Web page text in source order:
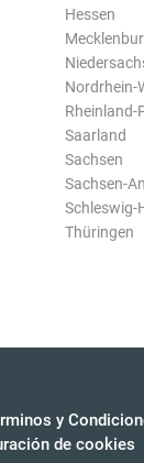
Hessen
Nordrhein-
Rheinland-
Saarland
Sachsen
Sachsen-
Schleswig-
Thüringen
y
de cookies